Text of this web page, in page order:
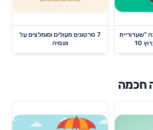
"שערוריית
10
7 סרטונים מעולים ומומלצים על
פנסיה
חכמה